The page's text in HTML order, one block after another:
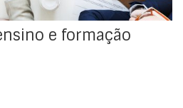
e formação